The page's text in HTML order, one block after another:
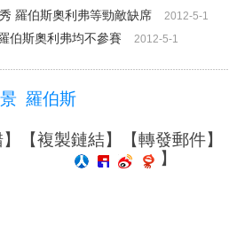
羅伯斯奧利弗等勁敵缺席 2012-5-1
伯斯奧利弗均不參賽 2012-5-1
羅伯斯
】【複製鏈結】【轉發郵件】
】